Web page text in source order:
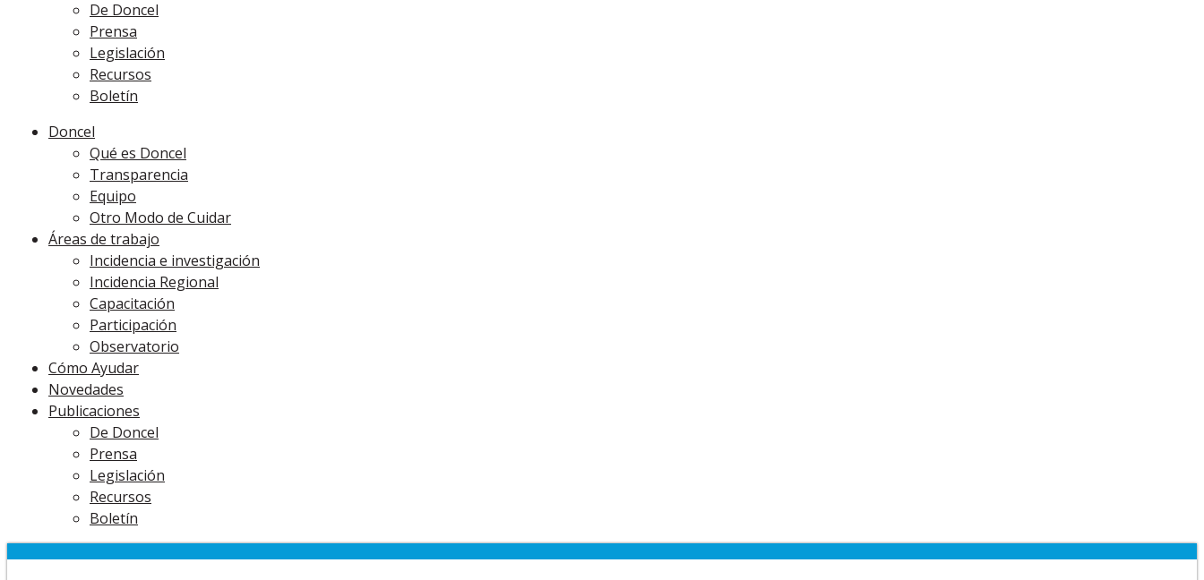
De Doncel
Prensa
Legislación
Recursos
Boletín
Doncel
Qué es Doncel
Transparencia
Equipo
Otro Modo de Cuidar
Áreas de trabajo
Incidencia e investigación
Incidencia Regional
Capacitación
Participación
Observatorio
Cómo Ayudar
Novedades
Publicaciones
De Doncel
Prensa
Legislación
Recursos
Boletín